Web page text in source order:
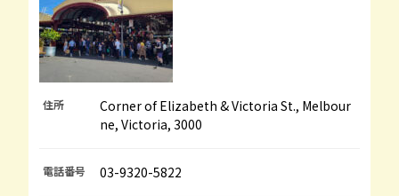
住所
Corner of Elizabeth & Victoria St., Melbour
ne, Victoria, 3000
電話番号 03-9320-5822